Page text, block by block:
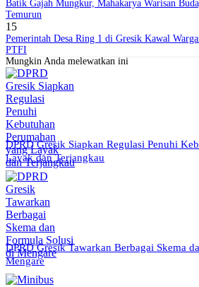
Batik Gajah Mungkur, Mahakarya Warisan
Temurun
15
Pemerintah Desa Ring 1 di Gresik Kawal
PTFI
Mungkin Anda melewatkan ini
DPRD Gresik Siapkan Regulasi Penuhi
Layak dan Terjangkau
DPRD Gresik Tawarkan Berbagai Skema
Mengare